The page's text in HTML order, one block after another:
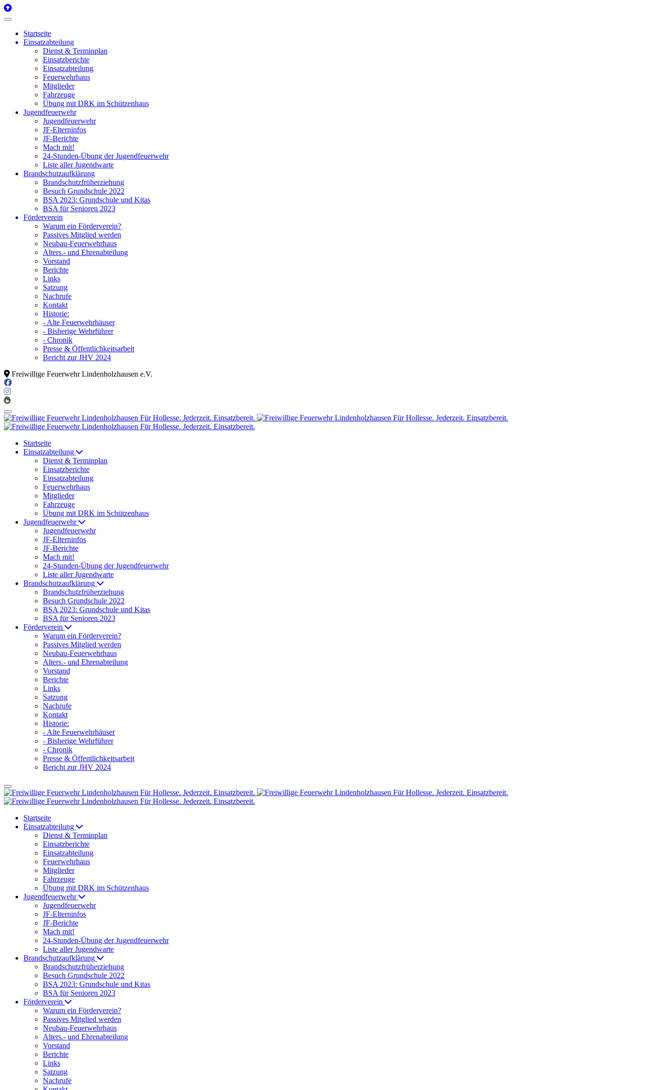
Startseite
Einsatzabteilung
Dienst & Terminplan
Einsatzberichte
Einsatzabteilung
Feuerwehrhaus
Mitglieder
Fahrzeuge
Übung mit DRK im Schützenhaus
Jugendfeuerwehr
Jugendfeuerwehr
JF-Elterninfos
JF-Berichte
Mach mit!
24-Stunden-Übung der Jugendfeuerwehr
Liste aller Jugendwarte
Brandschutzaufklärung
Brandschutzfrüherziehung
Besuch Grundschule 2022
BSA 2023: Grundschule und Kitas
BSA für Senioren 2023
Förderverein
Warum ein Förderverein?
Passives Mitglied werden
Neubau-Feuerwehrhaus
Alters.- und Ehrenabteilung
Vorstand
Berichte
Links
Satzung
Nachrufe
Kontakt
Historie:
- Alte Feuerwehrhäuser
- Bisherige Wehrführer
- Chronik
Presse & Öffentlichkeitsarbeit
Bericht zur JHV 2024
Freiwillige Feuerwehr Lindenholzhausen e.V.
Startseite
Einsatzabteilung
Dienst & Terminplan
Einsatzberichte
Einsatzabteilung
Feuerwehrhaus
Mitglieder
Fahrzeuge
Übung mit DRK im Schützenhaus
Jugendfeuerwehr
Jugendfeuerwehr
JF-Elterninfos
JF-Berichte
Mach mit!
24-Stunden-Übung der Jugendfeuerwehr
Liste aller Jugendwarte
Brandschutzaufklärung
Brandschutzfrüherziehung
Besuch Grundschule 2022
BSA 2023: Grundschule und Kitas
BSA für Senioren 2023
Förderverein
Warum ein Förderverein?
Passives Mitglied werden
Neubau-Feuerwehrhaus
Alters.- und Ehrenabteilung
Vorstand
Berichte
Links
Satzung
Nachrufe
Kontakt
Historie:
- Alte Feuerwehrhäuser
- Bisherige Wehrführer
- Chronik
Presse & Öffentlichkeitsarbeit
Bericht zur JHV 2024
Startseite
Einsatzabteilung
Dienst & Terminplan
Einsatzberichte
Einsatzabteilung
Feuerwehrhaus
Mitglieder
Fahrzeuge
Übung mit DRK im Schützenhaus
Jugendfeuerwehr
Jugendfeuerwehr
JF-Elterninfos
JF-Berichte
Mach mit!
24-Stunden-Übung der Jugendfeuerwehr
Liste aller Jugendwarte
Brandschutzaufklärung
Brandschutzfrüherziehung
Besuch Grundschule 2022
BSA 2023: Grundschule und Kitas
BSA für Senioren 2023
Förderverein
Warum ein Förderverein?
Passives Mitglied werden
Neubau-Feuerwehrhaus
Alters.- und Ehrenabteilung
Vorstand
Berichte
Links
Satzung
Nachrufe